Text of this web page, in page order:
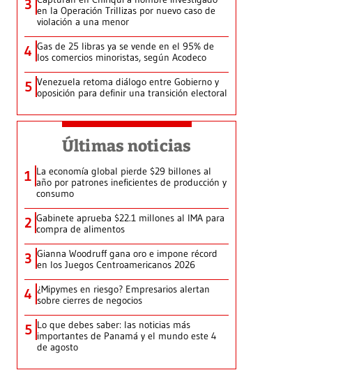
3 en la Operación Trillizas por nuevo caso de
violación a una menor
4 Gas de 25 libras ya se vende en el 95% de
los comercios minoristas, según Acodeco
5 Venezuela retoma diálogo entre Gobierno y
oposición para definir una transición electoral
Últimas noticias
1 La economía global pierde $29 billones al
año por patrones ineficientes de producción y
consumo
2 Gabinete aprueba $22.1 millones al IMA para
compra de alimentos
3 Gianna Woodruff gana oro e impone récord
en los Juegos Centroamericanos 2026
4 ¿Mipymes en riesgo? Empresarios alertan
sobre cierres de negocios
5 Lo que debes saber: las noticias más
importantes de Panamá y el mundo este 4
de agosto